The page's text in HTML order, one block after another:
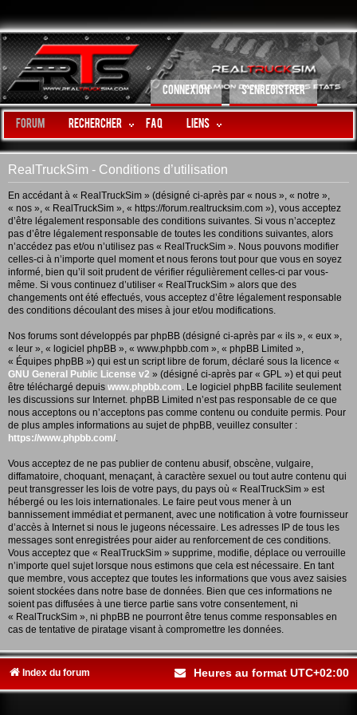
CONNEXION S’ENREGISTRER
Forum Rechercher FAQ LIENS
RealTruckSim - Conditions d’utilisation
En accédant à « RealTruckSim » (désigné ci-après par « nous », « notre »,
« nos », « RealTruckSim », « https://forum.realtrucksim.com »), vous acceptez
d’être légalement responsable des conditions suivantes. Si vous n’acceptez
pas d’être légalement responsable de toutes les conditions suivantes, alors
n’accédez pas et/ou n’utilisez pas « RealTruckSim ». Nous pouvons modifier
celles-ci à n’importe quel moment et nous ferons tout pour que vous en soyez
informé, bien qu’il soit prudent de vérifier régulièrement celles-ci par vous-
même. Si vous continuez d’utiliser « RealTruckSim » alors que des
changements ont été effectués, vous acceptez d’être légalement responsable
des conditions découlant des mises à jour et/ou modifications.
Nos forums sont développés par phpBB (désigné ci-après par « ils », « eux »,
« leur », « logiciel phpBB », « www.phpbb.com », « phpBB Limited »,
« Équipes phpBB ») qui est un script libre de forum, déclaré sous la licence «
GNU General Public License v2 » (désigné ci-après par « GPL ») et qui peut
être téléchargé depuis www.phpbb.com . Le logiciel phpBB facilite seulement
les discussions sur Internet. phpBB Limited n’est pas responsable de ce que
nous acceptons ou n’acceptons pas comme contenu ou conduite permis. Pour
de plus amples informations au sujet de phpBB, veuillez consulter :
https://www.phpbb.com/
Vous acceptez de ne pas publier de contenu abusif, obscène, vulgaire,
diffamatoire, choquant, menaçant, à caractère sexuel ou tout autre contenu qui
peut transgresser les lois de votre pays, du pays où « RealTruckSim » est
hébergé ou les lois internationales. Le faire peut vous mener à un
bannissement immédiat et permanent, avec une notification à votre fournisseur
d’accès à Internet si nous le jugeons nécessaire. Les adresses IP de tous les
messages sont enregistrées pour aider au renforcement de ces conditions.
Vous acceptez que « RealTruckSim » supprime, modifie, déplace ou verrouille
n’importe quel sujet lorsque nous estimons que cela est nécessaire. En tant
que membre, vous acceptez que toutes les informations que vous avez saisies
soient stockées dans notre base de données. Bien que ces informations ne
soient pas diffusées à une tierce partie sans votre consentement, ni
« RealTruckSim », ni phpBB ne pourront être tenus comme responsables en
cas de tentative de piratage visant à compromettre les données.
Index du forum Heures au format UTC+02:00